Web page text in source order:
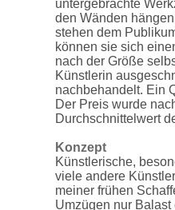
untergebrachte
den Wänden
stehen dem
können sie sich
nach der Größe
Künstlerin
nachbehandelt. Ein
Der Preis wurde
Durchschnittelwert
Konzept
Künstlerische,
viele andere
meiner frühen
Umzügen nur